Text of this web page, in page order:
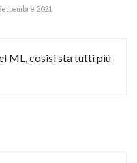
2021
ML, cosisi sta tutti più